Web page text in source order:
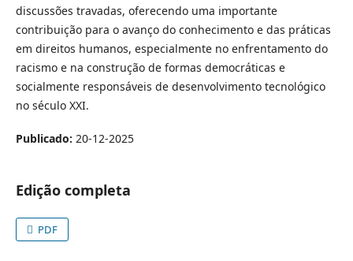
discussões travadas, oferecendo uma importante
contribuição para o avanço do conhecimento e das práticas
em direitos humanos, especialmente no enfrentamento do
racismo e na construção de formas democráticas e
socialmente responsáveis de desenvolvimento tecnológico
no século XXI.
Publicado: 20-12-2025
Edição completa
PDF